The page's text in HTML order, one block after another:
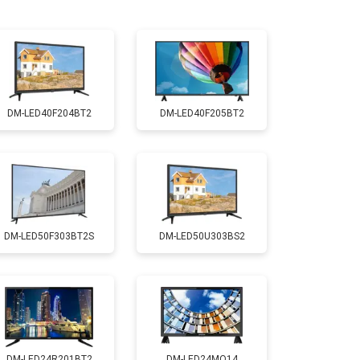
2600 ₽ Заказать
3500 ₽ Заказать
5200 ₽ Заказать
3100 ₽ Заказать
3700 ₽ Заказать
5500 ₽
DM-LED40F204BT2 DM-LED40F205BT2
DM-LED50F303BT2S DM-LED50U303BS2